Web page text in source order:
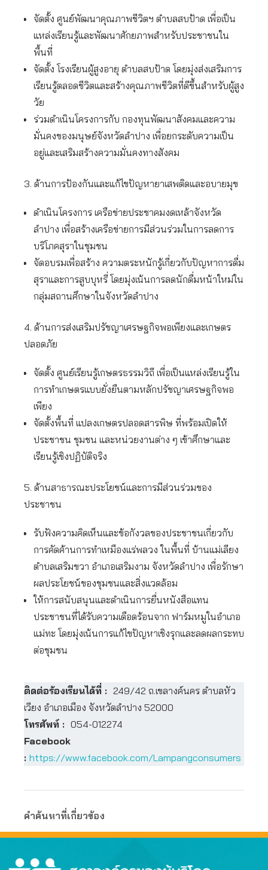
จัดตั้ง ศูนย์พัฒนาคุณภาพชีวิตฯ ตำบลสบป้าด เพื่อเป็น
แหล่งเรียนรู้และพัฒนาศักยภาพสำหรับประชาชนใน
พื้นที่
จัดตั้ง โรงเรียนผู้สูงอายุ ตำบลสบป้าด โดยมุ่งส่งเสริมการ
เรียนรู้ตลอดชีวิตและสร้างคุณภาพชีวิตที่ดีขึ้นสำหรับผู้สูง
วัย
ร่วมดำเนินโครงการกับ กองทุนพัฒนาสังคมและความ
มั่นคงของมนุษย์จังหวัดลำปาง เพื่อยกระดับความเป็น
อยู่และเสริมสร้างความมั่นคงทางสังคม
3. ด้านการป้องกันและแก้ไขปัญหายาเสพติดและอบายมุข
ดำเนินโครงการ เครือข่ายประชาคมงดเหล้าจังหวัด
ลำปาง เพื่อสร้างเครือข่ายการมีส่วนร่วมในการลดการ
บริโภคสุราในชุมชน
จัดอบรมเพื่อสร้าง ความตระหนักรู้เกี่ยวกับปัญหาการดื่ม
สุราและการสูบบุหรี่ โดยมุ่งเน้นการลดนักดื่มหน้าใหม่ใน
กลุ่มสถานศึกษาในจังหวัดลำปาง
4. ด้านการส่งเสริมปรัชญาเศรษฐกิจพอเพียงและเกษตร
ปลอดภัย
จัดตั้ง ศูนย์เรียนรู้เกษตรธรรมวิถี เพื่อเป็นแหล่งเรียนรู้ใน
การทำเกษตรแบบยั่งยืนตามหลักปรัชญาเศรษฐกิจพอ
เพียง
จัดตั้งพื้นที่ แปลงเกษตรปลอดสารพิษ ที่พร้อมเปิดให้
ประชาชน ชุมชน และหน่วยงานต่าง ๆ เข้าศึกษาและ
เรียนรู้เชิงปฏิบัติจริง
5. ด้านสาธารณะประโยชน์และการมีส่วนร่วมของ
ประชาชน
รับฟังความคิดเห็นและข้อกังวลของประชาชนเกี่ยวกับ
การคัดค้านการทำเหมืองแร่พลวง ในพื้นที่ บ้านแม่เลียง
ตำบลเสริมขวา อำเภอเสริมงาม จังหวัดลำปาง เพื่อรักษา
ผลประโยชน์ของชุมชนและสิ่งแวดล้อม
ให้การสนับสนุนและดำเนินการยื่นหนังสือแทน
ประชาชนที่ได้รับความเดือดร้อนจาก ฟาร์มหมูในอำเภอ
แม่ทะ โดยมุ่งเน้นการแก้ไขปัญหาเชิงรุกและลดผลกระทบ
ต่อชุมชน
ติดต่อร้องเรียนได้ที่ : 249/42 ถ.เขลางค์นคร ตำบลหัว
เวียง อำเภอเมือง จังหวัดลำปาง 52000
โทรศัพท์ : 054-012274
Facebook
: https://www.facebook.com/Lampangconsumers
คำค้นหาที่เกี่ยวข้อง